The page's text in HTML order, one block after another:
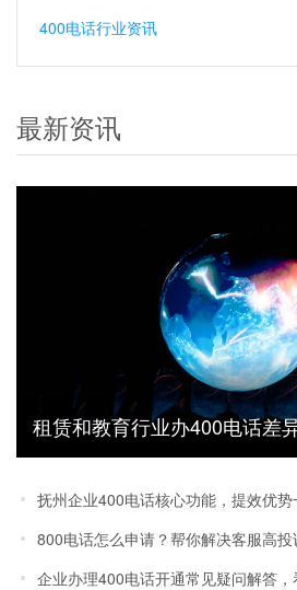
400电话行业资讯
最新资讯
租赁和教育行业办400电话差
议
抚州企业400电话核心功能，提效优
800电话怎么申请？帮你解决客服高投
企业办理400电话开通常见疑问解答